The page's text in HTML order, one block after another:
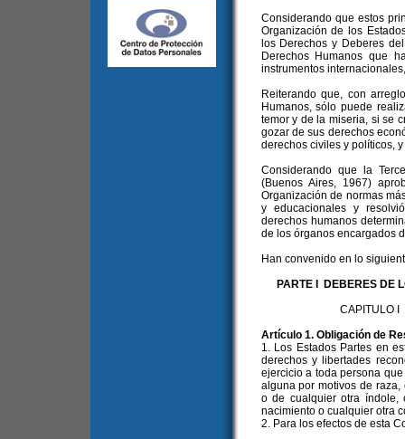
Considerando que estos
Organización de los
los Derechos y Deberes
Derechos Humanos que
instrumentos
Reiterando que, con
Humanos, sólo puede
temor y de la miseria, si se
gozar de sus derechos
derechos civiles y políticos, y
Considerando que la
(Buenos Aires, 1967)
Organización de normas
y educacionales y
derechos humanos
de los órganos encargados
Han convenido en lo
PARTE I DEBERES DE
CAPITULO I
Artículo 1. Obligación de
1. Los Estados Partes en
derechos y libertades
ejercicio a toda persona
alguna por motivos de
o de cualquier otra índole,
nacimiento o cualquier otra
2. Para los efectos de esta